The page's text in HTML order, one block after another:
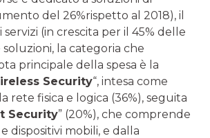
del 26%rispetto al 2018), il
servizi (in crescita per il 45% delle
soluzioni, la categoria che
principale della spesa è la
Security“, intesa come
rete fisica e logica (36%), seguita
Security” (20%), che comprende
dispositivi mobili, e dalla